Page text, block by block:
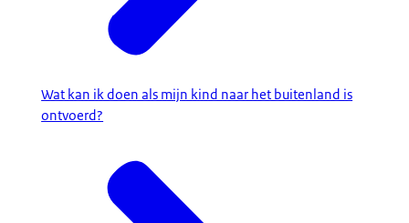
Wat kan ik doen als mijn kind naar het buitenland is
ontvoerd?